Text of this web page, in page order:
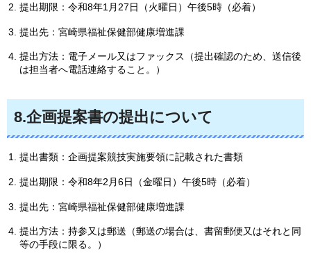
提出期限：令和8年1月27日（火曜日）午後5時（必着）
提出先：宮崎県福祉保健部健康増進課
提出方法：電子メール又はファックス（提出確認のため、送信後
は担当者へ電話連絡すること。）
8.企画提案書の提出について
提出書類：企画提案競技実施要領に記載された書類
提出期限：令和8年2月6日（金曜日）午後5時（必着）
提出先：宮崎県福祉保健部健康増進課
提出方法：持参又は郵送（郵送の場合は、書留郵便又はそれと同
等の手段に限る。）